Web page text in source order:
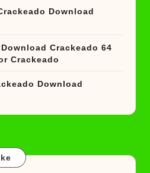
Download
Download Crackeado 64
Crackeado
Download